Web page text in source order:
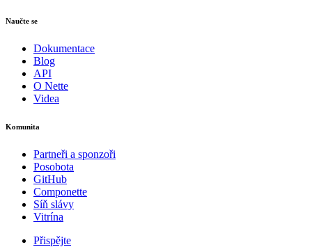
Naučte se
Dokumentace
Blog
API
O Nette
Videa
Komunita
Partneři a sponzoři
Posobota
GitHub
Componette
Síň slávy
Vitrína
Přispějte